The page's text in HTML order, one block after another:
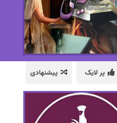
پر لایک پیشنهادی